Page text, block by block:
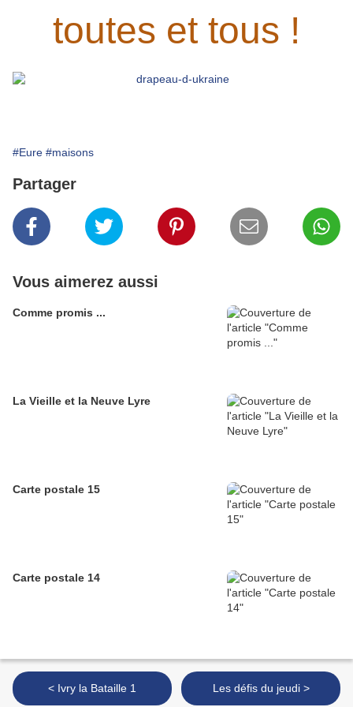
toutes et tous !
#Eure #maisons
Partager
Vous aimerez aussi
Comme promis ...
La Vieille et la Neuve Lyre
Carte postale 15
Carte postale 14
< Ivry la Bataille 1 Les défis du jeudi >